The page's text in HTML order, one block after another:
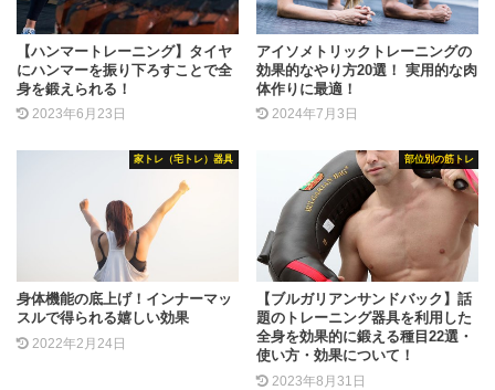
【ハンマートレーニング】タイヤ
にハンマーを振り下ろすことで全
身を鍛えられる！
2023年6月23日
アイソメトリックトレーニングの
効果的なやり方20選！ 実用的な肉
体作りに最適！
2024年7月3日
家トレ（宅トレ）器具
身体機能の底上げ！インナーマッ
スルで得られる嬉しい効果
2022年2月24日
部位別の筋トレ
【ブルガリアンサンドバック】話
題のトレーニング器具を利用した
全身を効果的に鍛える種目22選・
使い方・効果について！
2023年8月31日